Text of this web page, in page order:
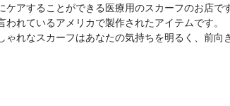
アすることができる医療用のスカーフのお店です
れているアメリカで製作されたアイテムです。
れなスカーフはあなたの気持ちを明るく、前向